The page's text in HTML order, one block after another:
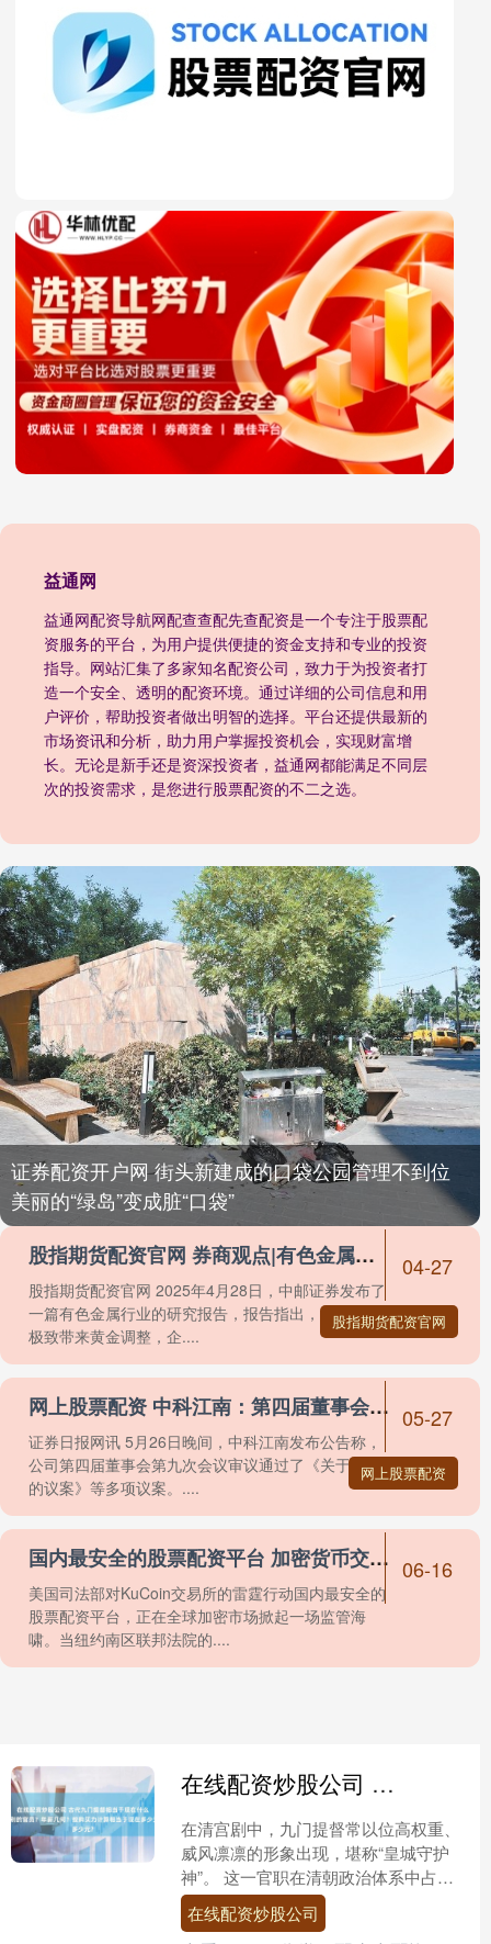
益通网
益通网配资导航网配查查配先查配资是一个专注于股票配
资服务的平台，为用户提供便捷的资金支持和专业的投资
指导。网站汇集了多家知名配资公司，致力于为投资者打
造一个安全、透明的配资环境。通过详细的公司信息和用
户评价，帮助投资者做出明智的选择。平台还提供最新的
市场资讯和分析，助力用户掌握投资机会，实现财富增
长。无论是新手还是资深投资者，益通网都能满足不同层
次的投资需求，是您进行股票配资的不二之选。
证券配资开户网 街头新建成的口袋公园管理不到位
美丽的“绿岛”变成脏“口袋”
股指期货配资官网 券商观点|有色金属行业周报：汇率偏移极致带来黄金调整，企稳后依然上行
股指期货配资官网 2025年4月28日，中邮证券发布了
一篇有色金属行业的研究报告，报告指出，汇率偏移
极致带来黄金调整，企....
04-27
股指期货配资官网
网上股票配资 中科江南：第四届董事会第九次会议决议公告
证券日报网讯 5月26日晚间，中科江南发布公告称，
公司第四届董事会第九次会议审议通过了《关于修订
的议案》等多项议案。....
05-27
网上股票配资
国内最安全的股票配资平台 加密货币交易所合规风暴背后的监管逻辑
美国司法部对KuCoin交易所的雷霆行动国内最安全的
股票配资平台，正在全球加密市场掀起一场监管海
啸。当纽约南区联邦法院的....
06-16
在线配资炒股公司 古代九门提督相当于现在什么级别的官员？年薪几何？按购买力计算相当于现在多少元？
在清宫剧中，九门提督常以位高权重、
威风凛凛的形象出现，堪称“皇城守护
神”。 这一官职在清朝政治体系中占据
重要地位，其权力横跨军事、治安、司
法等多个领域。 若将九....
在线配资炒股公司